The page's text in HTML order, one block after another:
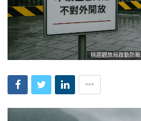
桃園觀旅局啟動防